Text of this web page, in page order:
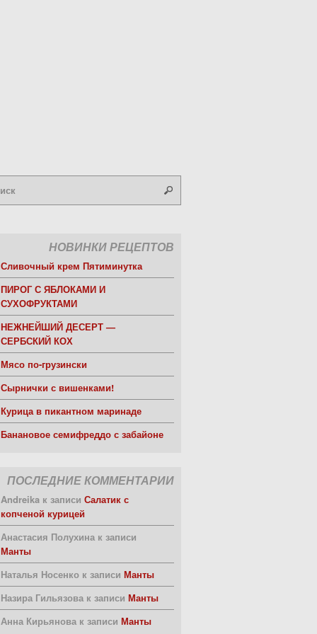
НОВИНКИ РЕЦЕПТОВ
Сливочный крем Пятиминутка
ПИРОГ С ЯБЛОКАМИ И
СУХОФРУКТАМИ
НЕЖНЕЙШИЙ ДЕСЕРТ —
СЕРБСКИЙ КОХ
Мясо по-грузински
Сырнички с вишенками!
Курица в пикантном маринаде
Банановое семифреддо с забайоне
ПОСЛЕДНИЕ КОММЕНТАРИИ
Andreika к записи Салатик с
копченой курицей
Анастасия Полухина к записи
Манты
Наталья Носенко к записи Манты
Назира Гильязова к записи Манты
Анна Кирьянова к записи Манты